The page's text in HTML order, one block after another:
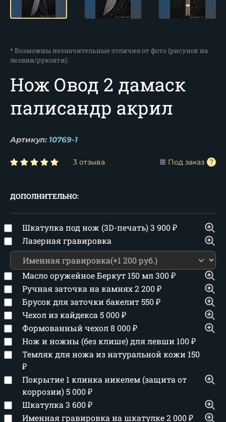
* Возможны незначительные отличия от фото (рисунок на
лезвии/рукояти).
Нож Овод 2 дамаск
палисандр акрил
Артикул: 10769-1
3 отзыва Под заказ
ДОПОЛНИТЕЛЬНО:
Шкатулка под нож (3D-печать)3 900₽
Лазерная гравировка
Масло оружейное Беркут 150 мл300₽
Ручная заточка на камнях2 200₽
Брусок для заточки бакелит550₽
Чехол из кайдекса 5 000₽
Формованный чехол8 000₽
Нож и ножны (без клише) для левши 100₽
Темляк для ножа из натуральной кожи 150
₽
Покрытие 1 клинка никелем (защита от
коррозии)5 000₽
Шкатулка 3 600₽
Именная гравировка на шкатулке2 000₽